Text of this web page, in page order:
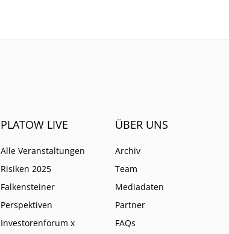
PLATOW LIVE
Alle Veranstaltungen
Risiken 2025
Falkensteiner
Perspektiven
Investorenforum x
ÜBER UNS
Archiv
Team
Mediadaten
Partner
FAQs